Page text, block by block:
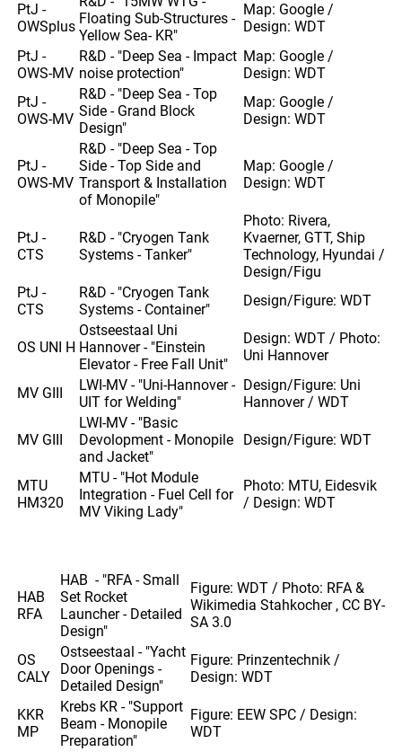
PtJ -
OWSplus Floating Sub-Structures -
Yellow Sea- KR"
Map: Google /
Design: WDT
PtJ -
OWS-MV
R&D - "Deep Sea - Impact
noise protection"
Map: Google /
Design: WDT
PtJ -
OWS-MV
R&D - "Deep Sea - Top
Side - Grand Block
Design"
Map: Google /
Design: WDT
PtJ -
OWS-MV
R&D - "Deep Sea - Top
Side - Top Side and
Transport & Installation
of Monopile"
Map: Google /
Design: WDT
PtJ -
CTS
R&D - "Cryogen Tank
Systems - Tanker"
Photo: Rivera,
Kvaerner, GTT, Ship
Technology, Hyundai /
Design/Figu
PtJ -
CTS
R&D - "Cryogen Tank
Systems - Container"
Design/Figure: WDT
OS UNI H
Ostseestaal Uni
Hannover - "Einstein
Elevator - Free Fall Unit"
Design: WDT / Photo:
Uni Hannover
MV GIII
LWI-MV - "Uni-Hannover -
UIT for Welding"
Design/Figure: Uni
Hannover / WDT
MV GIII
LWI-MV - "Basic
Devolopment - Monopile
and Jacket"
Design/Figure: WDT
MTU
HM320
MTU - "Hot Module
Integration - Fuel Cell for
MV Viking Lady"
Photo: MTU, Eidesvik
/ Design: WDT
HAB
RFA
HAB - "RFA - Small
Set Rocket
Launcher - Detailed
Design"
Figure: WDT / Photo: RFA &
Wikimedia Stahkocher , CC BY-
SA 3.0
OS
CALY
Ostseestaal - "Yacht
Door Openings -
Detailed Design"
Figure: Prinzentechnik /
Design: WDT
KKR
MP
Krebs KR - "Support
Beam - Monopile
Preparation"
Figure: EEW SPC / Design:
WDT